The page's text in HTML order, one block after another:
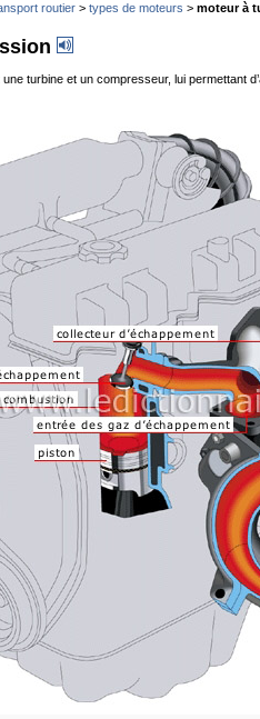
routier > types de moteurs > moteur à
turbine et un compresseur, lui permettant